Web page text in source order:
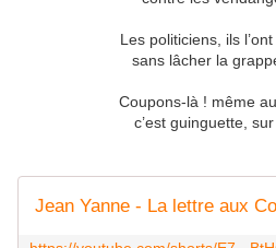
Les politiciens, ils l’ont
sans lâcher la
Coupons-là ! même
c’est guinguette,
Jean Yanne - La lettre aux